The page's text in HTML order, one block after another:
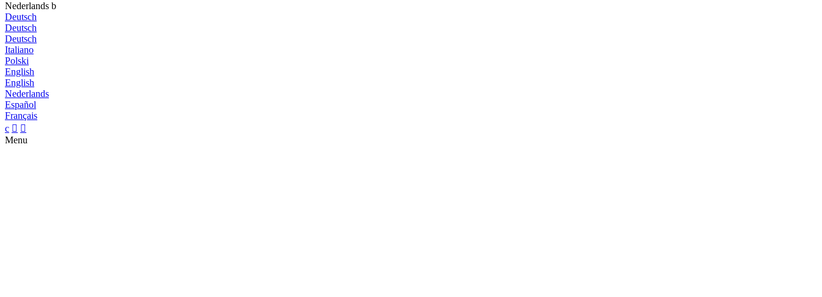
Nederlands b
Deutsch
Deutsch
Deutsch
Italiano
Polski
English
English
Nederlands
Español
Français
c  
Menu